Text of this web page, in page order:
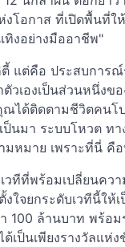
ห่งโอกาส ที่เปิดพื้น
ทิงอย่างมืออาชีพ"
ตี้ แต่คือ ประสบการ
เองเป็นส่วนหนึ่งข
ได้ติดตามชีวิตคนโ
ป็นมา ระบบโหวต ท
หมาย เพราะที่นี่
ทีที่พร้อมเปลี่ยนคว
ใจยกระดับเวทีนี้ใ
100 ล้านบาท พร้อ
เป็นเพียงรางวัลแ